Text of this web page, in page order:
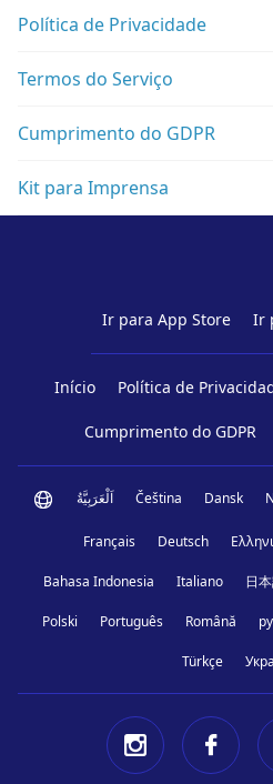
Política de Privacidade
Termos do Serviço
Cumprimento do GDPR
Kit para Imprensa
Ir para App Store Ir
Início Política de
Cumprimento do GDPR
اَلْعَرَبِيَّةُ Čeština Dansk
Français Deutsch
Bahasa Indonesia Italiano 日
Polski Português Română
Türkçe